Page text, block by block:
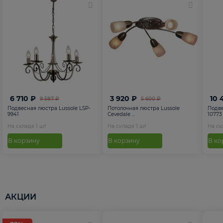
9 587 ₽
6 710 ₽
Подвесная люстра Lussole LSP-
9941
На складе 1 шт
В корзину
5 600 ₽
3 920 ₽
Потолочная люстра Lussole
Cevedale ...
На складе 1 шт
В корзину
10
10773
На
В
АКЦИИ